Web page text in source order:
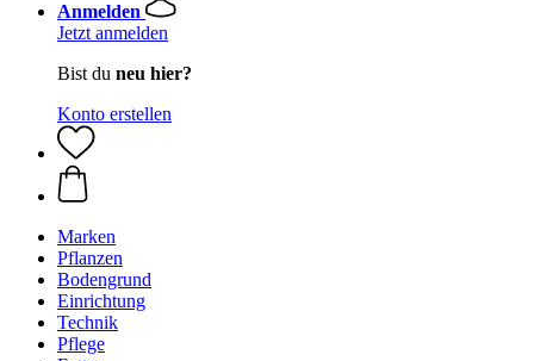
Anmelden
Jetzt anmelden
Bist du neu hier?
Konto erstellen
Marken
Pflanzen
Bodengrund
Einrichtung
Technik
Pflege